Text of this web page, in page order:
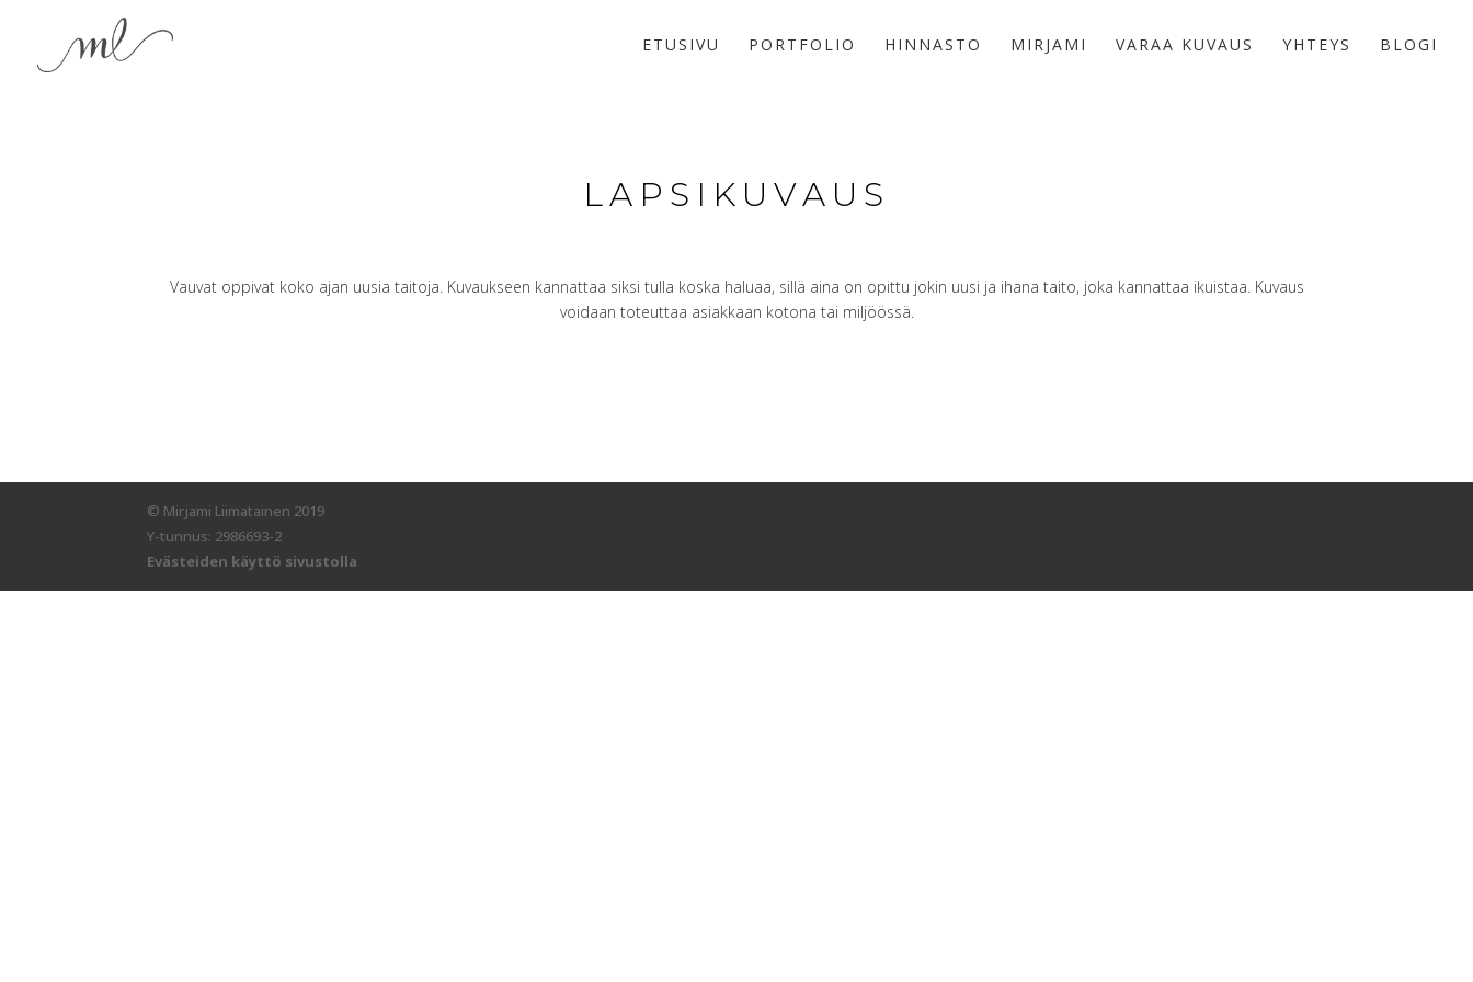
ETUSIVU PORTFOLIO HINNASTO MIRJAMI VARAA KUVAUS YHTEYS BLOGI
LAPSIKUVAUS
Vauvat oppivat koko ajan uusia taitoja. Kuvaukseen kannattaa siksi tulla koska haluaa, sillä aina on opittu jokin uusi ja ihana taito, joka kannattaa ikuistaa. Kuvaus
voidaan toteuttaa asiakkaan kotona tai miljöössä.
© Mirjami Liimatainen 2019
Y-tunnus: 2986693-2
Evästeiden käyttö sivustolla